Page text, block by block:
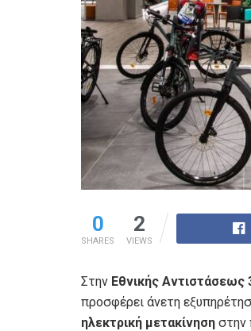
0
SHARES
2
VIEWS
Στην Εθνικής Αντιστάσεως
προσφέρει άνετη
ηλεκτρική μετακίνηση στην